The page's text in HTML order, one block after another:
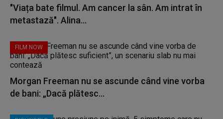
"Viața bate filmul. Am cancer la sân. Am intrat în
metastază". Alina...
FILM NOW
Morgan Freeman nu se ascunde când vine vorba
de bani: „Dacă plătesc...